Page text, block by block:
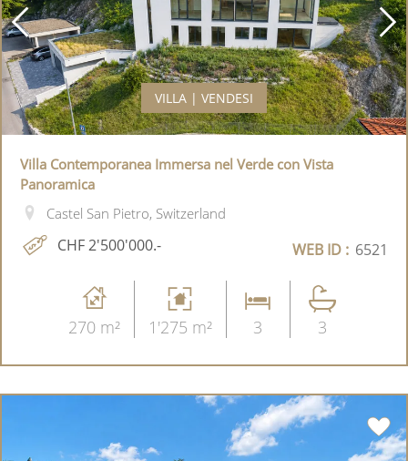
VILLA | VENDESI
Villa Contemporanea Immersa nel Verde con Vista
Panoramica
Castel San Pietro, Switzerland
CHF 2'500'000.- WEB ID : 6521
270 m² 1'275 m² 3 3